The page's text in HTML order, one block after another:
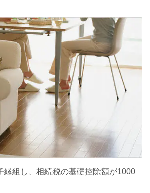
縁組し、相続税の基礎控除額が1000